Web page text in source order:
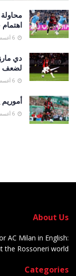
اهتمام
دي
لضعف
About Us
AC Milan in English:
the Rossoneri world.
Categories